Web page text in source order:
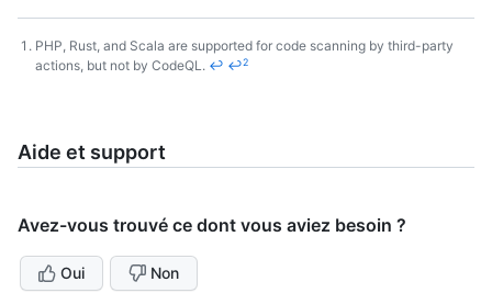
Footnotes
PHP, Rust, and Scala are supported for code scanning by third-party
actions, but not by CodeQL. ↩ ↩2
Aide et support
Avez-vous trouvé ce dont vous aviez besoin ?
Oui Non